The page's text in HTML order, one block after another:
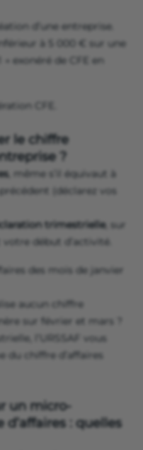
d’une entreprise.
à 5 000 € sur une
exonéré de CFE en
CFE.
le chiffre
?
, même s’il équivaut à
(déclarez vos
trimestrielle, sur
début d’activité.
des mois de janvier
aucun chiffre
sur février et mars ?
l’URSSAF vous
du chiffre d’affaires
un micro-
: quelles